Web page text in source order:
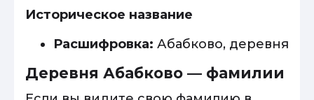
Историческое название
Расшифровка: Абабково, деревня
Деревня Абабково — фамилии